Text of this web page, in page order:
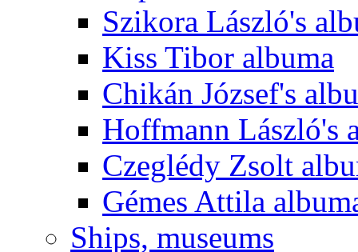
Szikora László's
Kiss Tibor albuma
Chikán József's
Hoffmann László's
Czeglédy Zsolt
Gémes Attila
Ships, museums